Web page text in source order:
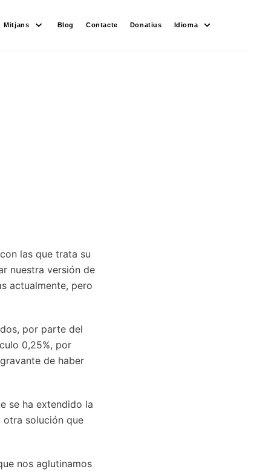
Mitjans Blog Contacte Donatius Idioma
las que trata su
nuestra versión de
actualmente, pero
por parte del
0,25%, por
de haber
se ha extendido la
otra solución que
nos aglutinamos